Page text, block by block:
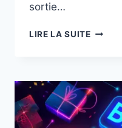
sortie…
LIRE LA SUITEBON
PS5
À
14€
(-67%)